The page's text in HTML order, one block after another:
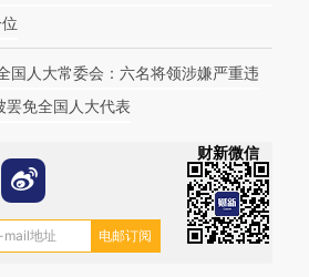
国人大常委会：六名将领涉嫌严重违
罢免全国人大代表
财新微信